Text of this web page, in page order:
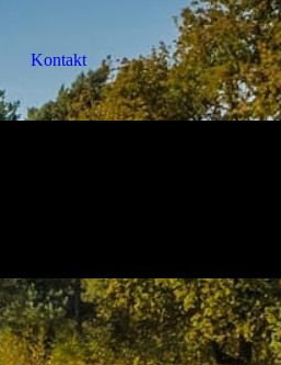
Kontakt